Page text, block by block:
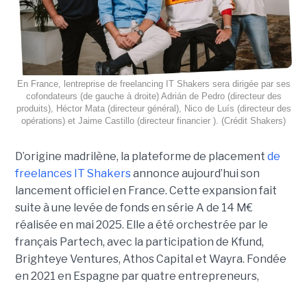
En France, lentreprise de freelancing IT Shakers sera dirigée par ses
cofondateurs (de gauche à droite) Adrián de Pedro (directeur des
produits), Héctor Mata (directeur général), Nico de Luís (directeur des
opérations) et Jaime Castillo (directeur financier ). (Crédit Shakers)
D’origine madrilène, la plateforme de placement de
freelances IT Shakersannonce aujourd’hui son
lancement officiel en France. Cette expansion fait
suite à une levée de fonds en série A de 14 M€
réalisée en mai 2025. Elle a été orchestrée par le
français Partech, avec la participation de Kfund,
Brighteye Ventures, Athos Capital et Wayra. Fondée
en 2021 en Espagne par quatre entrepreneurs,